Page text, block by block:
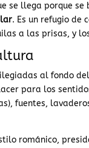
se llega porque
. Es un refugio de
a las prisas, y
al fondo
para los
fuentes,
románico,